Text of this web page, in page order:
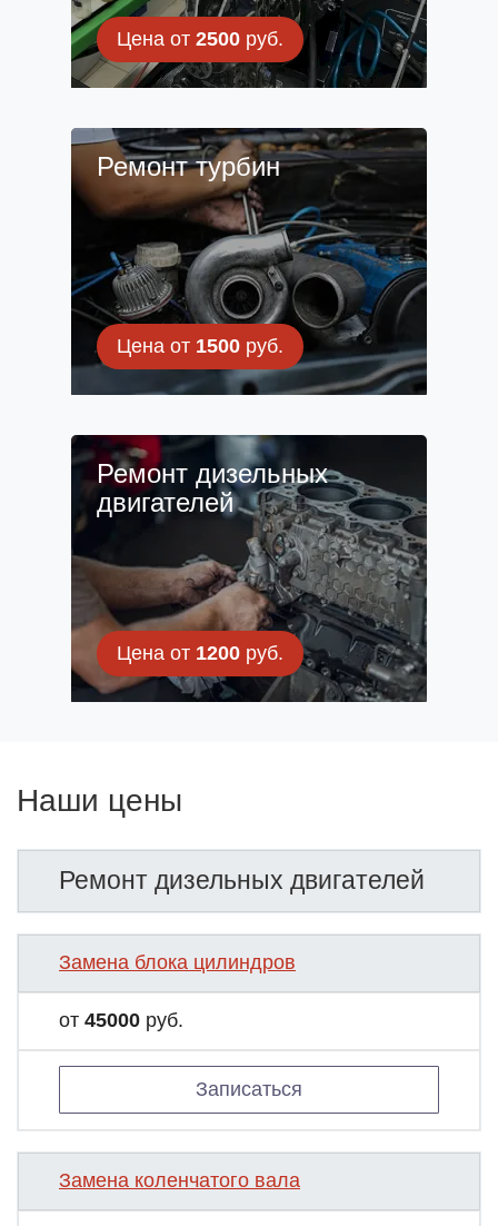
Цена от 2500руб.
Ремонт турбин
Цена от 1500руб.
Ремонт дизельных
двигателей
Цена от 1200руб.
Наши цены
Ремонт дизельных двигателей
Замена блока цилиндров
от 45000 руб.
Записаться
Замена коленчатого вала